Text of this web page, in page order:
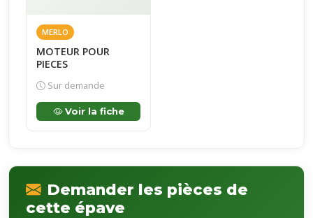
MERLO
MOTEUR POUR
PIECES
Sur demande
Voir la fiche
Demander les pièces de
cette épave